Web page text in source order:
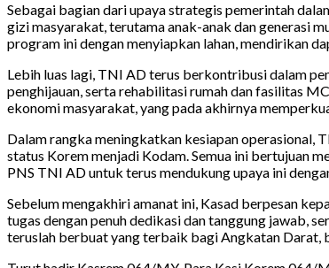
Sebagai bagian dari upaya strategis pemerintah
gizi masyarakat, terutama anak-anak dan generasi
program ini dengan menyiapkan lahan, mendirikan
Lebih luas lagi, TNI AD terus berkontribusi dalam
penghijauan, serta rehabilitasi rumah dan fasilitas
ekonomi masyarakat, yang pada akhirnya
Dalam rangka meningkatkan kesiapan operasional,
status Korem menjadi Kodam. Semua ini bertujuan
PNS TNI AD untuk terus mendukung upaya ini
Sebelum mengakhiri amanat ini, Kasad berpesan
tugas dengan penuh dedikasi dan tanggung jawab,
teruslah berbuat yang terbaik bagi Angkatan Darat,